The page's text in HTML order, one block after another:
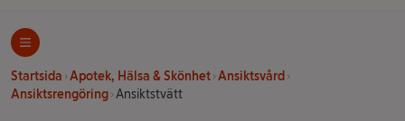
Startsida Apotek, Hälsa & Skönhet Ansiktsvård
Ansiktsrengöring Ansiktstvätt